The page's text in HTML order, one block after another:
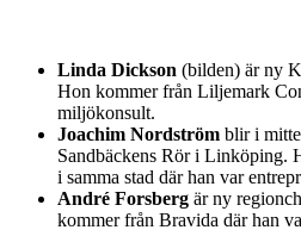
Linda Dickson (bilden) är ny
Hon kommer från Liljemark
miljökonsult.
Joachim Nordström blir i
Sandbäckens Rör i Linköping.
i samma stad där han var
André Forsberg är ny
kommer från Bravida där han